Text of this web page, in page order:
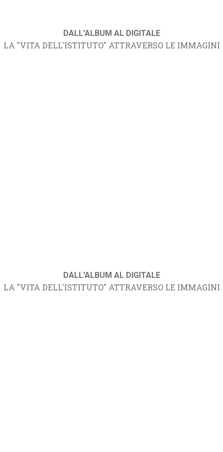
DALL'ALBUM AL DIGITALE
LA "VITA DELL'ISTITUTO" ATTRAVERSO LE IMMAGINI
DALL'ALBUM AL DIGITALE
LA "VITA DELL'ISTITUTO" ATTRAVERSO LE IMMAGINI